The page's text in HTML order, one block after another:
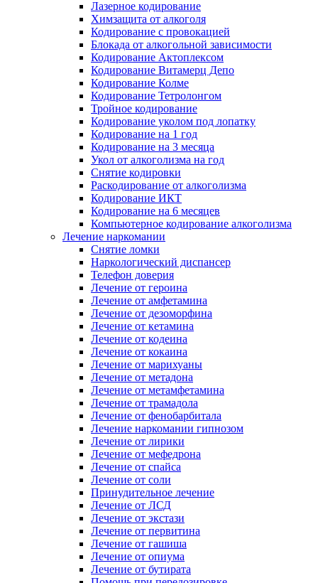
Лазерное кодирование
Химзащита от алкоголя
Кодирование с провокацией
Блокада от алкогольной зависимости
Кодирование Актоплексом
Кодирование Витамерц Депо
Кодирование Колме
Кодирование Тетролонгом
Тройное кодирование
Кодирование уколом под лопатку
Кодирование на 1 год
Кодирование на 3 месяца
Укол от алкоголизма на год
Снятие кодировки
Раскодирование от алкоголизма
Кодирование ИКТ
Кодирование на 6 месяцев
Компьютерное кодирование алкоголизма
Лечение наркомании
Снятие ломки
Наркологический диспансер
Телефон доверия
Лечение от героина
Лечение от амфетамина
Лечение от дезоморфина
Лечение от кетамина
Лечение от кодеина
Лечение от кокаина
Лечение от марихуаны
Лечение от метадона
Лечение от метамфетамина
Лечение от трамадола
Лечение от фенобарбитала
Лечение наркомании гипнозом
Лечение от лирики
Лечение от мефедрона
Лечение от спайса
Лечение от соли
Принудительное лечение
Лечение от ЛСД
Лечение от экстази
Лечение от первитина
Лечение от гашиша
Лечение от опиума
Лечение от бутирата